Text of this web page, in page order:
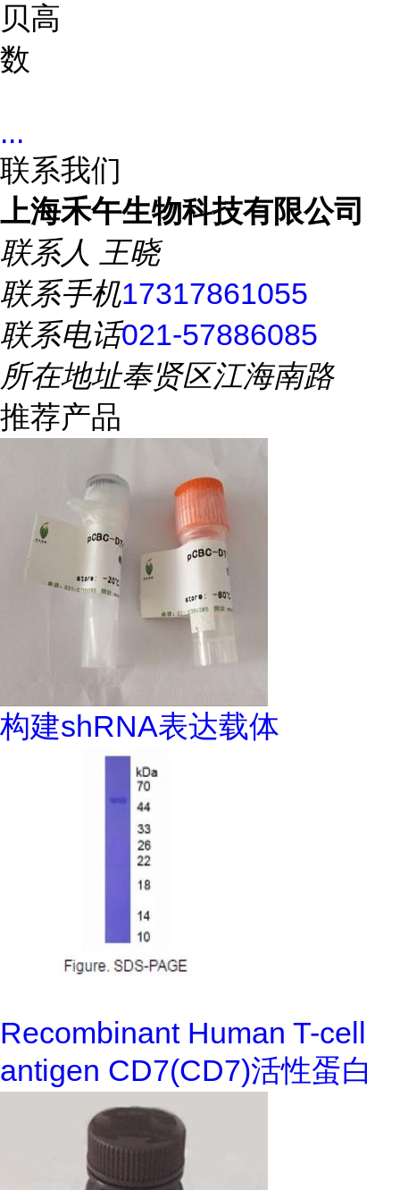
贝
数
高
...
联系我们
上海禾午生物科技有限公司
联系人 王晓
联系手机17317861055
联系电话021-57886085
所在地址奉贤区江海南路
推荐产品
构建shRNA表达载体
Recombinant Human T-cell
antigen CD7(CD7)活性蛋白